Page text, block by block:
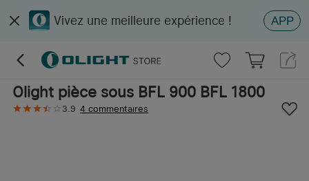
Vivez une meilleure expérience ! APP
Olight pièce sous BFL 900 BFL 1800
3.9 4 commentaires